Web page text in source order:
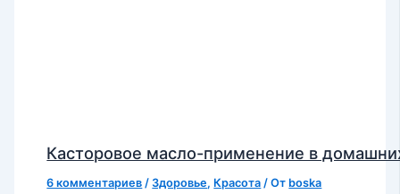
Касторовое масло-применение в
6 комментариев /Здоровье, Красота / От boska